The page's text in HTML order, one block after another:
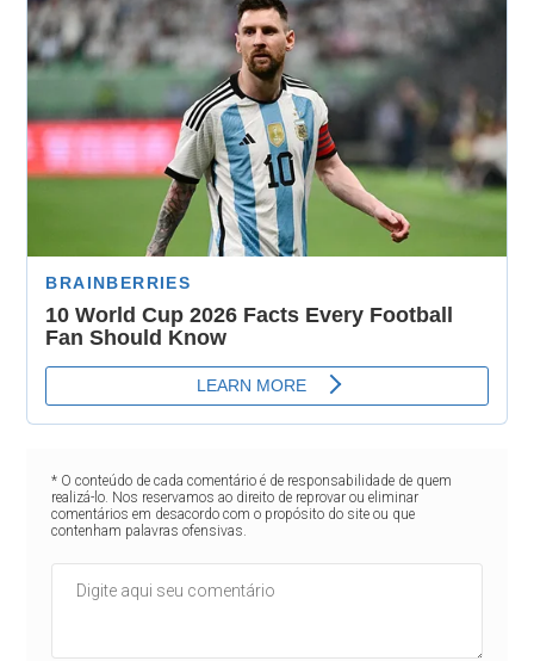
* O conteúdo de cada comentário é de responsabilidade de quem
realizá-lo. Nos reservamos ao direito de reprovar ou eliminar
comentários em desacordo com o propósito do site ou que
contenham palavras ofensivas.